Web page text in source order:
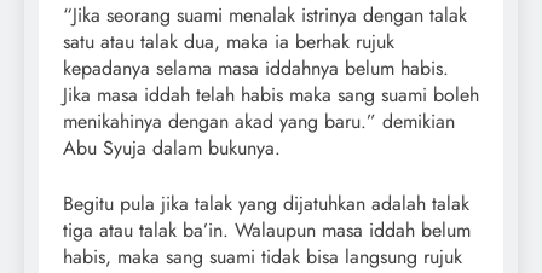
“Jika seorang suami menalak istrinya dengan talak
satu atau talak dua, maka ia berhak rujuk
kepadanya selama masa iddahnya belum habis.
Jika masa iddah telah habis maka sang suami boleh
menikahinya dengan akad yang baru.” demikian
Abu Syuja dalam bukunya.
Begitu pula jika talak yang dijatuhkan adalah talak
tiga atau talak ba’in. Walaupun masa iddah belum
habis, maka sang suami tidak bisa langsung rujuk